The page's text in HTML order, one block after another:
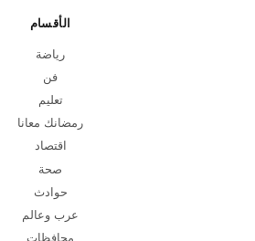
الأقسام
رياضة
فن
تعليم
رمضانك معانا
اقتصاد
صحة
حوادث
عرب وعالم
محافظات